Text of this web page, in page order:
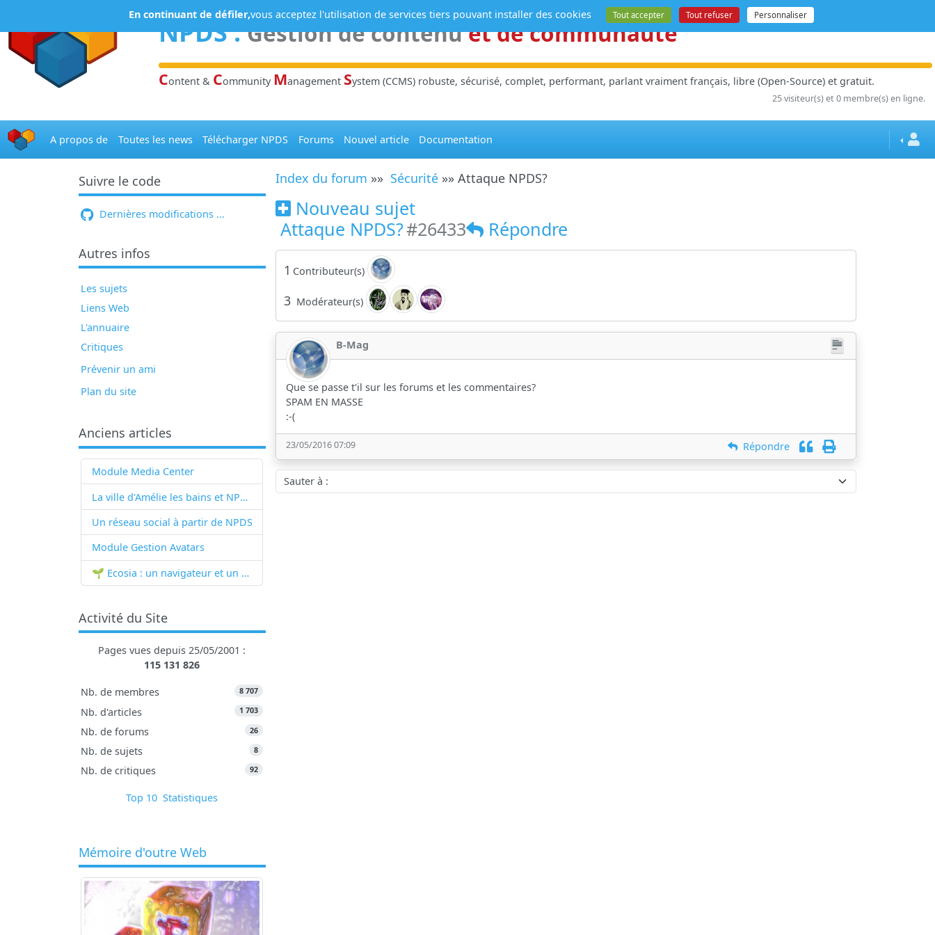
NPDS:Gestion de contenuet de communauté
Content & Community Management System (CCMS) robuste, sécurisé, complet, performant, parlant vraiment français, libre (Open-Source) et gratuit.
25 visiteur(s) et 0 membre(s) en ligne.
A propos de Toutes les news Télécharger NPDS Forums Nouvel article Documentation
Suivre le code
Dernières modifications ...
Autres infos
Les sujets
Liens Web
L'annuaire
Critiques
Prévenir un ami
Plan du site
Anciens articles
Module Media Center
La ville d'Amélie les bains et NPDS
Un réseau social à partir de NPDS
Module Gestion Avatars
🌱 Ecosia : un navigateur et un moteur de recherche qui plantent des arbres !...
Activité du Site
Pages vues depuis 25/05/2001 :
115 131 826
Nb. de membres 8 707
Nb. d'articles 1 703
Nb. de forums 26
Nb. de sujets 8
Nb. de critiques 92
Top 10 Statistiques
Mémoire d'outre Web
Index du forum »» Sécurité»» Attaque NPDS?
Nouveau sujet
Attaque NPDS?#26433 Répondre
1 Contributeur(s)
3 Modérateur(s)
B-Mag
Que se passe t'il sur les forums et les commentaires?
SPAM EN MASSE
:-(
23/05/2016 07:09 Répondre
Sauter à :
En continuant de défiler,vous acceptez l'utilisation de services tiers pouvant installer des cookies Tout accepter Tout refuser Personnaliser